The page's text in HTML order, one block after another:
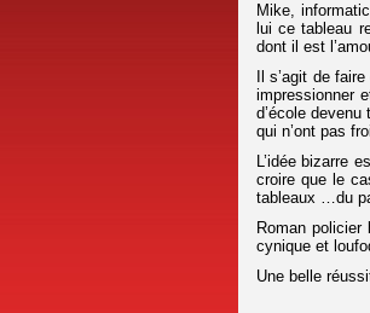
Mike,
lui ce tableau
dont il est
Il s’agit de
impressionner
d’école
qui n’ont pas
L’idée bizarre
croire que le
tableaux …du
Roman
cynique et
Une belle